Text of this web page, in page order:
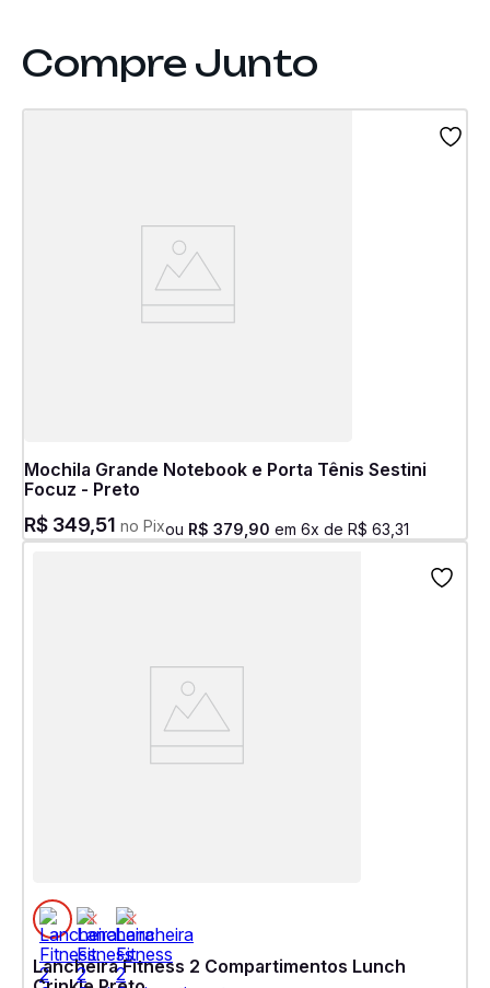
Mochila Grande Notebook e Porta Tênis Sestini
Focuz - Preto
R$ 349,51 no Pixou R$ 379 90 em 6x de R$ 63 31
Lancheira Fitness 2 Compartimentos Lunch